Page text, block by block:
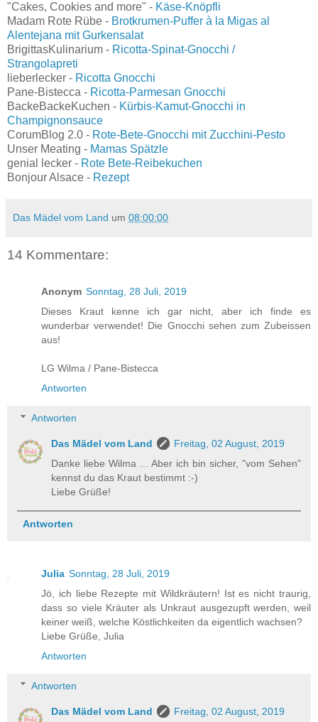
"Cakes, Cookies and more" - Käse-Knöpfli
Madam Rote Rübe - Brotkrumen-Puffer à la Migas al
Alentejana mit Gurkensalat
BrigittasKulinarium - Ricotta-Spinat-Gnocchi /
Strangolapreti
lieberlecker - Ricotta Gnocchi
Pane-Bistecca - Ricotta-Parmesan Gnocchi
BackeBackeKuchen - Kürbis-Kamut-Gnocchi in
Champignonsauce
CorumBlog 2.0 - Rote-Bete-Gnocchi mit Zucchini-Pesto
Unser Meating - Mamas Spätzle
genial lecker - Rote Bete-Reibekuchen
Bonjour Alsace - Rezept
Das Mädel vom Land um 08:00:00
14 Kommentare:
Anonym Sonntag, 28 Juli, 2019
Dieses Kraut kenne ich gar nicht, aber ich finde es
wunderbar verwendet! Die Gnocchi sehen zum Zubeissen
aus!
LG Wilma / Pane-Bistecca
Antworten
Antworten
Das Mädel vom Land
Freitag, 02 August, 2019
Danke liebe Wilma ... Aber ich bin sicher, "vom Sehen"
kennst du das Kraut bestimmt :-)
Liebe Grüße!
Antworten
Julia Sonntag, 28 Juli, 2019
Jö, ich liebe Rezepte mit Wildkräutern! Ist es nicht traurig,
dass so viele Kräuter als Unkraut ausgezupft werden, weil
keiner weiß, welche Köstlichkeiten da eigentlich wachsen?
Liebe Grüße, Julia
Antworten
Antworten
Das Mädel vom Land Freitag, 02 August, 2019